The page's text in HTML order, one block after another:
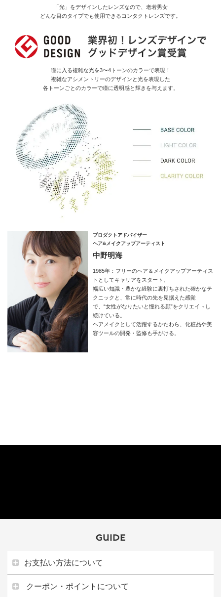
「光」をデザインしたレンズなので、老若男女
どんな目のタイプでも使用できるコンタクトレンズです。
瞳に入る複雑な光を3〜4トーンのカラーで表現！
複雑なアシメントリーのデザインと光を表現した
各トーンごとのカラーで瞳に透明感と輝きを与えます。
プロダクトアドバイザー
ヘア&メイクアップアーティスト
中野明海
1985年：フリーのヘア＆メイクアップアーティス
トとしてキャリアをスタート。
幅広い知識・豊かな経験に裏打ちされた確かなテ
クニックと、常に時代の先を見据えた感覚
で、“女性がなりたいと憧れる顔”をクリエイトし
続けている。
ヘアメイクとして活躍するかたわら、化粧品や美
容ツールの開発・監修も手がける。
GUIDE
お支払い方法について
クーポン・ポイントについて